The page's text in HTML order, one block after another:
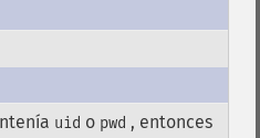
uid o pwd , entonces